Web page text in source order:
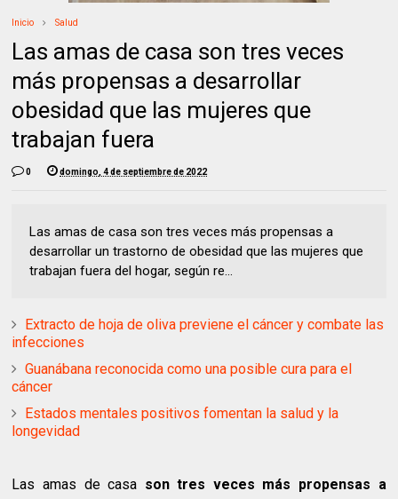
Inicio Salud
Las amas de casa son tres veces
más propensas a desarrollar
obesidad que las mujeres que
trabajan fuera
0 domingo, 4 de septiembre de 2022
Las amas de casa son tres veces más propensas a
desarrollar un trastorno de obesidad que las mujeres que
trabajan fuera del hogar, según re...
Extracto de hoja de oliva previene el cáncer y combate las
infecciones
Guanábana reconocida como una posible cura para el
cáncer
Estados mentales positivos fomentan la salud y la
longevidad
Las amas de casa son tres veces más propensas a